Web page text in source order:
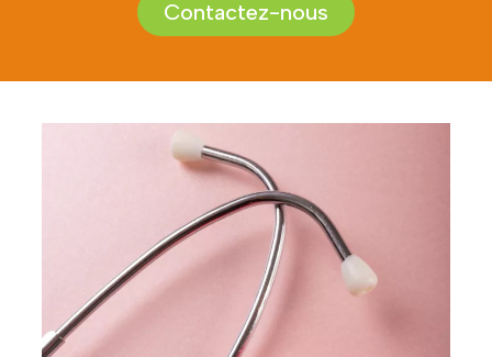
Contactez-nous